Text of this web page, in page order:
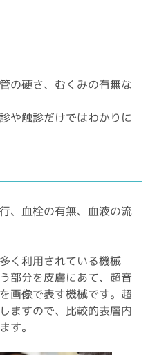
の硬さ、むくみの有無な
や触診だけではわかりに
、血栓の有無、血液の流
く利用されている機械
部分を皮膚にあて、超音
画像で表す機械です。超
ますので、比較的表層内
す。